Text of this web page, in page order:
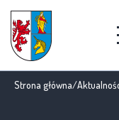
Strona główna/